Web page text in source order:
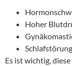
Hoher
Es ist wichtig,